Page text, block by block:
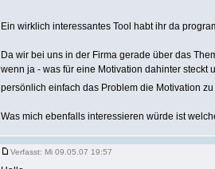
Ein wirklich interessantes Tool habt ihr da
Da wir bei uns in der Firma gerade über das
wenn ja - was für eine Motivation dahinter steckt
persönlich einfach das Problem die Motivation
Was mich ebenfalls interessieren würde ist
Verfasst: Mi 09.05.07 19:57